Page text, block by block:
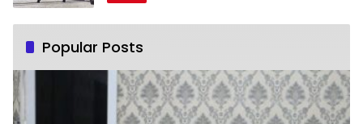
Popular Posts